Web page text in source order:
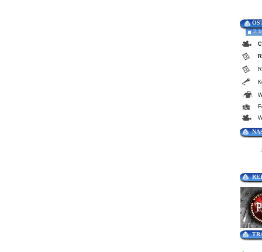
3.